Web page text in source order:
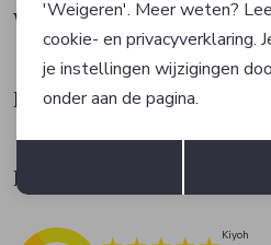
Waarom Factif?
Klantenservice
Klantbeoordelingen
Terug
'Weigeren'. Meer weten?
cookie- en privacyverklaring.
je instellingen wijzigingen
onder aan de pagina.